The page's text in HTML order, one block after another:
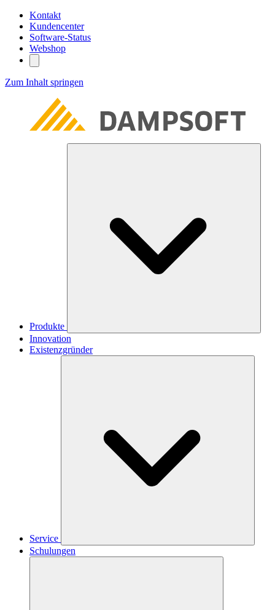
Kontakt
Kundencenter
Software-Status
Webshop
Zum Inhalt springen
Produkte
Innovation
Existenzgründer
Service
Schulungen